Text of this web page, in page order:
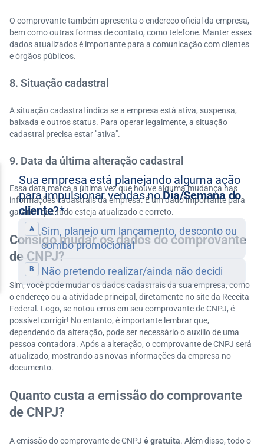
O comprovante também apresenta o endereço oficial da empresa,
bem como outras formas de contato, como telefone. Manter esses
dados atualizados é importante para a comunicação com clientes
e órgãos públicos.
8. Situação cadastral
A situação cadastral indica se a empresa está ativa, suspensa,
baixada e outros status. Para operar legalmente, a situação
cadastral precisa estar "ativa".
9. Data da última alteração cadastral
Essa data marca a última vez que houve alguma mudança nas
informações cadastrais da empresa. É um dado importante para
garantir que tudo esteja atualizado e correto.
Consigo mudar os dados do comprovante
de CNPJ?
Sim, você pode mudar os dados cadastrais da sua empresa, como
o endereço ou a atividade principal, diretamente no site da Receita
Federal. Logo, se notou erros em seu comprovante de CNPJ, é
possível corrigir! No entanto, é importante lembrar que,
dependendo da alteração, pode ser necessário o auxílio de uma
pessoa contadora. Após a alteração, o comprovante de CNPJ será
atualizado, mostrando as novas informações da empresa no
documento.
Quanto custa a emissão do comprovante
de CNPJ?
A emissão do comprovante de CNPJ é gratuita. Além disso, todo o